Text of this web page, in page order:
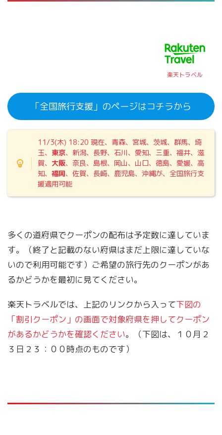
楽天トラベル
「全国旅行支援」のページはコチラから
11/3(木) 18:20 現在、青森、宮城、茨城、群馬、埼
玉、 東京、新潟、長野、石川、愛知、三重、福井、滋
賀、 大阪、奈良、島根、岡山、山口、徳島、愛媛、高
知、福岡、佐賀、長崎、鹿児島、沖縄が、全国旅行支
援適用可能
多くの道府県でクーポンの配布は予定数に達していま
す。（終了と記載のない府県はまだ上限に達していな
いので利用可能です）ご希望の旅行先のクーポンがあ
るかどうかを最初に見てください。
楽天トラベルでは、上記のリンクから入って下図の
「割引クーポン」の画面で対象府県を押してクーポン
があるかどうかを確認ください。（下図は、１０月２
３日２３：００時点のものです）